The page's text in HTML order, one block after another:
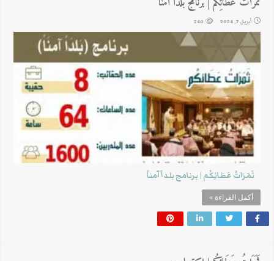
أبريل 7, 2024 240
ثَمَرَاتُ عَطَائِكُم | برنامج بلداً آمناً
أكمل القراءة »